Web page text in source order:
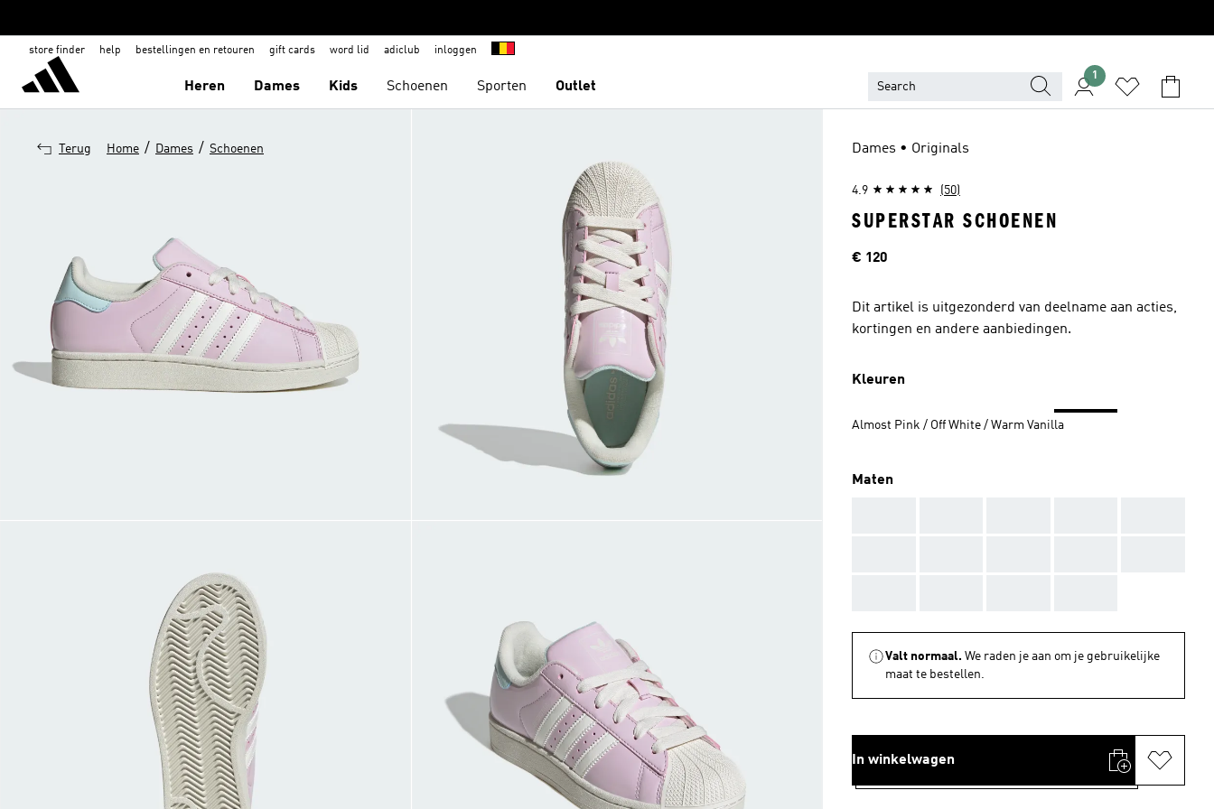
store finder help bestellingen en retouren gift cards word lid adiclub inloggen
Heren Dames Kids Schoenen Sporten Outlet
1
Terug Home / Dames / Schoenen Dames • Originals
4.9 (50)
SUPERSTAR SCHOENEN
Price
€ 120
Dit artikel is uitgezonderd van deelname aan acties,
kortingen en andere aanbiedingen.
Kleuren
Almost Pink / Off White / Warm Vanilla
Maten
Valt normaal. We raden je aan om je gebruikelijke
maat te bestellen.
In winkelwagen